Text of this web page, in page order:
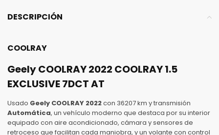
DESCRIPCIÓN
COOLRAY
Geely COOLRAY 2022 COOLRAY 1.5
EXCLUSIVE 7DCT AT
Usado Geely COOLRAY 2022con 36207 km y transmisión
Automática, un vehículo moderno que destaca por su interior
equipado con aire acondicionado, cámara y sensores de
retroceso que facilitan cada maniobra, y un volante con control